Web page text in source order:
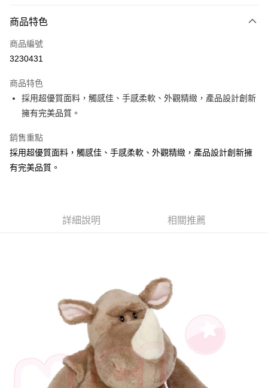
信用卡一次付款
超商取貨付款
Apple Pay
街口支付
悠遊付
AFTEE先享後付
１．簡單：不需註冊會員、不需綁卡、不需儲值。
１．於結帳方式選擇「AFTEE先享後付」後，將跳轉至「AFTEE先享後付」
結帳頁面，進行簡訊認證並確認金額後，即可完成結帳。
２．訂單成立數日內，您將收到繳費通知簡訊。
３．收到繳費通知簡訊後14天內，點擊此簡訊中的連結，可透過四大超商／
ATM／網路銀行／等多元方式進行付款，方視為交易完成。
※ 請注意：結帳手續完成當下不需立刻繳費，但若您需要取消訂單，請聯絡
購買商品的店家。未經商家同意取消之訂單仍視為有效，需透過AFTEE先享
後付繳納相關費用。
※ 交易是否成功請以「AFTEE先享後付 」之結帳頁面顯示為準，若有關於
是否繳費成功／繳費後需取消欲退款等相關疑問，請聯繫「AFTEE先享後付
客戶支援中心」
https://netprotections.freshdesk.com/support/home
每筆NT$100，滿NT$490(含以上)免運費
每筆NT$100，滿NT$990(含以上)免運費
海外國家
商品特色
商品編號
3230431
商品特色
採用超優質面料，觸感佳、手感柔軟、外觀精緻，產品設計創新
擁有完美品質。
銷售重點
採用超優質面料，觸感佳、手感柔軟、外觀精緻，產品設計創新擁
有完美品質。
詳細說明 相關推薦